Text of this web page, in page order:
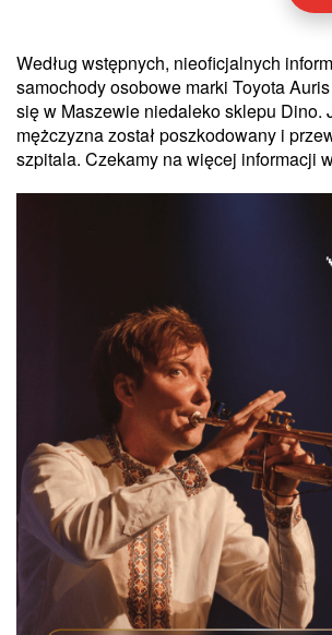
Według wstępnych, nieoficjalnych
samochody osobowe marki Toyota
się w Maszewie niedaleko sklepu Dino.
mężczyzna został poszkodowany i
szpitala. Czekamy na więcej informacji